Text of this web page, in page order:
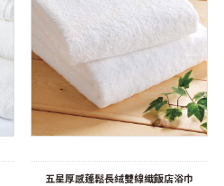
五星厚感蓬鬆長絨雙線織飯店浴巾